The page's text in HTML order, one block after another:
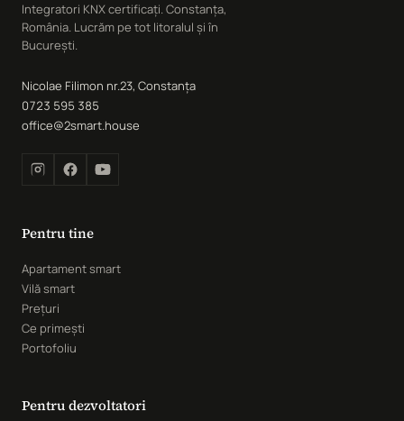
Integratori KNX certificați. Constanța,
România. Lucrăm pe tot litoralul și în
București.
Nicolae Filimon nr.23, Constanța
0723 595 385
office@2smart.house
Pentru tine
Apartament smart
Vilă smart
Prețuri
Ce primești
Portofoliu
Pentru dezvoltatori